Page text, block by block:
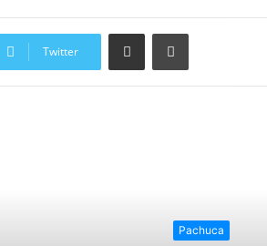
Twitter
Compartir vía email Imprimir
Pachuca